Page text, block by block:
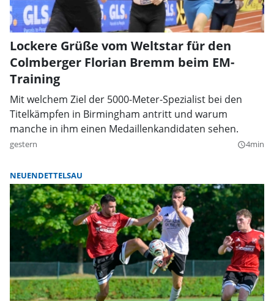
Lockere Grüße vom Weltstar für den
Colmberger Florian Bremm beim EM-
Training
Mit welchem Ziel der 5000-Meter-Spezialist bei den
Titelkämpfen in Birmingham antritt und warum
manche in ihm einen Medaillenkandidaten sehen.
gestern query_builder4min
NEUENDETTELSAU